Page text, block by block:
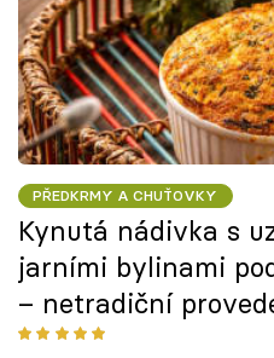
Přihlášení
Sledujte nás
PŘEDKRMY A CHUŤOVKY
Kynutá nádivka s
jarními bylinami
– netradiční
výsledkem